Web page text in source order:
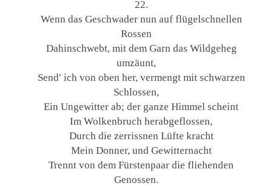
22.
Wenn das Geschwader nun auf flügelschnellen
Rossen
Dahinschwebt, mit dem Garn das Wildgeheg
umzäunt,
Send′ ich von oben her, vermengt mit schwarzen
Schlossen,
Ein Ungewitter ab; der ganze Himmel scheint
Im Wolkenbruch herabgeflossen,
Durch die zerrissnen Lüfte kracht
Mein Donner, und Gewitternacht
Trennt von dem Fürstenpaar die fliehenden
Genossen.